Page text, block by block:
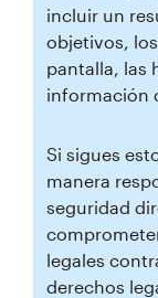
incluir un
objetivos,
pantalla, las
información
Si sigues
manera
seguridad
legales
derechos